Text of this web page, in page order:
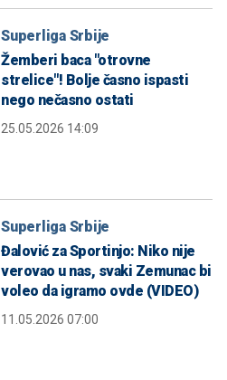
Superliga Srbije
Žemberi baca "otrovne
strelice"! Bolje časno ispasti
nego nečasno ostati
25.05.2026 14:09
Superliga Srbije
Đalović za Sportinjo: Niko nije
verovao u nas, svaki Zemunac bi
voleo da igramo ovde (VIDEO)
11.05.2026 07:00